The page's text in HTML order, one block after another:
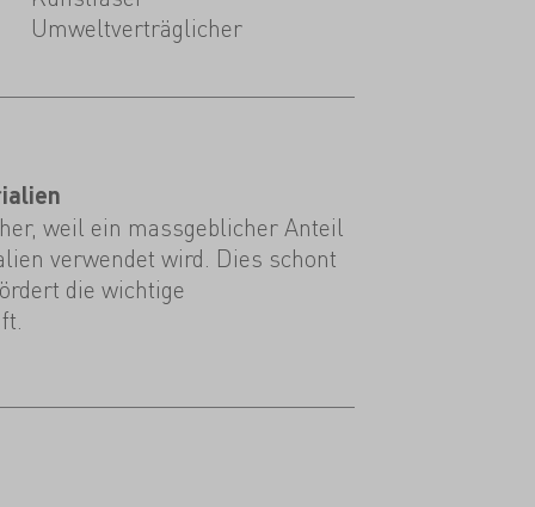
Umweltverträglicher
weil ein massgeblicher Anteil
verwendet wird. Dies schont
die wichtige